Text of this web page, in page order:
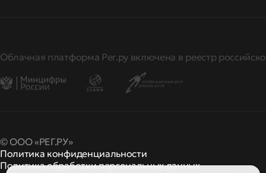
Облачная платформа Рег.ру включена в реестр
© ООО «РЕГ.РУ»
Политика конфиденциальности
Политика обработки персональных данных